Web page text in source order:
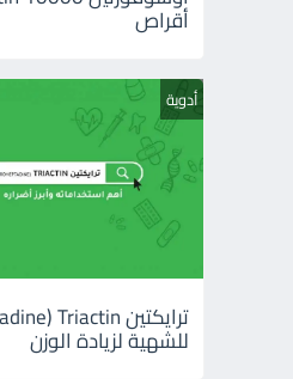
أقراص
أدوية
للشهية لزيادة الوزن